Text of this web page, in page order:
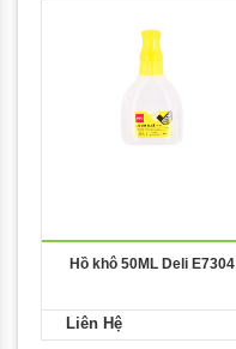
Hồ khô 50ML Deli E7304
Liên Hệ